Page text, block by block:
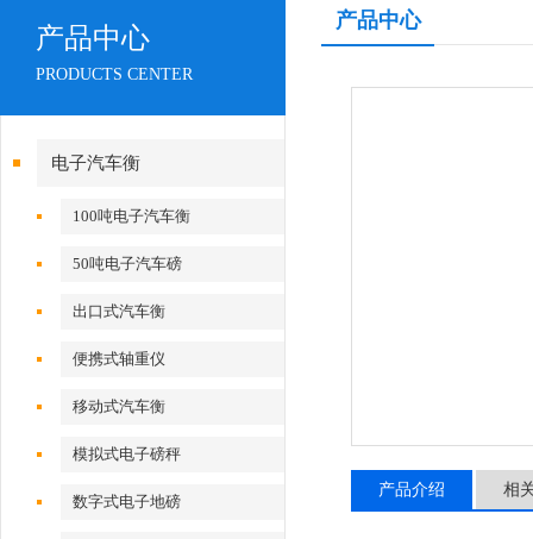
产品中心
PRODUCTS CENTER
电子汽车衡
100吨电子汽车衡
50吨电子汽车磅
出口式汽车衡
便携式轴重仪
移动式汽车衡
模拟式电子磅秤
数字式电子地磅
产品中心
产品介绍 相